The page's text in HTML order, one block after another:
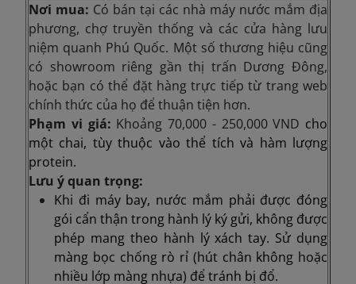
Nơi mua: Có bán tại các nhà máy nước mắm địa
phương, chợ truyền thống và các cửa hàng lưu
niệm quanh Phú Quốc. Một số thương hiệu cũng
có showroom riêng gần thị trấn Dương Đông,
hoặc bạn có thể đặt hàng trực tiếp từ trang web
chính thức của họ để thuận tiện hơn.
Phạm vi giá: Khoảng 70,000 - 250,000 VND cho
một chai, tùy thuộc vào thể tích và hàm lượng
protein.
Lưu ý quan trọng:
Khi đi máy bay, nước mắm phải được đóng
gói cẩn thận trong hành lý ký gửi, không được
phép mang theo hành lý xách tay. Sử dụng
màng bọc chống rò rỉ (hút chân không hoặc
nhiều lớp màng nhựa) để tránh bị đổ.